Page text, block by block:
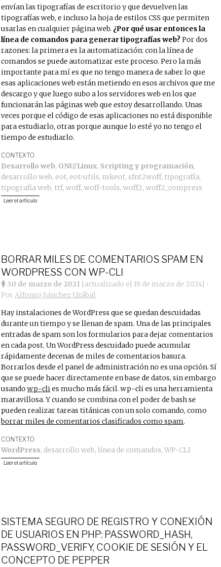
envían las tipografías de escritorio y que devuelven las
tipografías web, e incluso la hoja de estilos CSS que permiten
usarlas en cualquier página web. ¿Por qué usar entonces la
línea de comandos para generar tipografías web? Por dos
razones: la primera es la automatización: con la línea de
comandos se puede automatizar este proceso. Pero la más
importante para mí es que no tengo manera de saber lo que
esas aplicaciones web están metiendo en esos archivos que me
descargo y que luego subo a los servidores web en los que
funcionarán las páginas web que estoy desarrollando. Unas
veces porque el código de esas aplicaciones no está disponible
para estudiarlo, otras porque aunque lo esté yo no tengo el
tiempo de estudiarlo.
CONTEXTO
Desarrollo web, GNU/Linux, Scripting y programación,
desarrollo web, eot, eot-utils, mkeot, sfnt2woff, tipografía,
tipografía web, ttf,woff,woff-tools,woff2,woff2_compress
Leer el artículo
BORRAR MILES DE COMENTARIOS SPAM EN
WORDPRESS CON WP-CLI
30 de marzo de 2021 [actualizado el 19 de marzo de 2024] •
PorAlfonso Sánchez Uzábal
Hay instalaciones de WordPress que se quedan descuidadas
durante un tiempo y se llenan de spam. Una de las principales
entradas de spam son los formularios para dejar comentarios
en cada post. Un WordPress descuidado puede acumular
rápidamente decenas de miles de comentarios basura.
Borrarlos desde el panel de administración no es una opción. Sí
que se puede hacer directamente en base de datos, sin embargo
usandowp-clies mucho más fácil. wp-cli es una herramienta
maravillosa. Y cuando se combina con el poder de bash se
pueden realizar tareas titánicas con un solo comando, como
borrar miles de comentarios clasificados como spam.
CONTEXTO
WordPress, desarrollo web,línea de comandos,WP-CLI
Leer el artículo
SISTEMA SEGURO DE REGISTRO Y CONEXIÓN
DE USUARIOS EN PHP: PASSWORD_HASH,
PASSWORD_VERIFY, COOKIE DE SESIÓN Y EL
CONCEPTO DE PEPPER